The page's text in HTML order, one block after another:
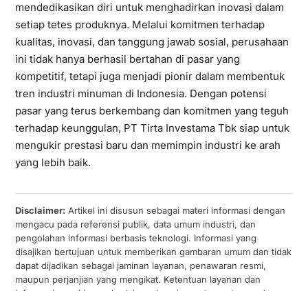
mendedikasikan diri untuk menghadirkan inovasi dalam
setiap tetes produknya. Melalui komitmen terhadap
kualitas, inovasi, dan tanggung jawab sosial, perusahaan
ini tidak hanya berhasil bertahan di pasar yang
kompetitif, tetapi juga menjadi pionir dalam membentuk
tren industri minuman di Indonesia. Dengan potensi
pasar yang terus berkembang dan komitmen yang teguh
terhadap keunggulan, PT Tirta Investama Tbk siap untuk
mengukir prestasi baru dan memimpin industri ke arah
yang lebih baik.
Disclaimer:Artikel ini disusun sebagai materi informasi dengan
mengacu pada referensi publik, data umum industri, dan
pengolahan informasi berbasis teknologi. Informasi yang
disajikan bertujuan untuk memberikan gambaran umum dan tidak
dapat dijadikan sebagai jaminan layanan, penawaran resmi,
maupun perjanjian yang mengikat. Ketentuan layanan dan